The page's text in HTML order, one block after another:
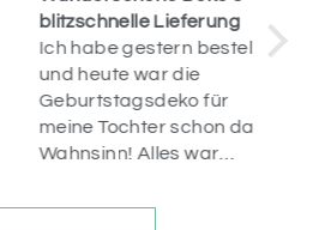
blitzschnelle Lieferung
Ich habe gestern bestellt
und heute war die
Geburtstagsdeko für
meine Tochter schon da.
Wahnsinn! Alles war
die Artikel sind einfach